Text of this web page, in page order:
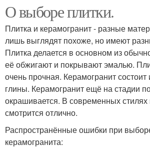
О выборе плитки.
Плитка и керамогранит - разные
лишь выглядят похоже, но имеют
Плитка делается в основном из
её обжигают и покрывают эмалью.
очень прочная. Керамогранит состоит
глины. Керамогранит ещё на стадии
окрашивается. В современных стилях
смотрится отлично.
Распространённые ошибки при
керамогранита: